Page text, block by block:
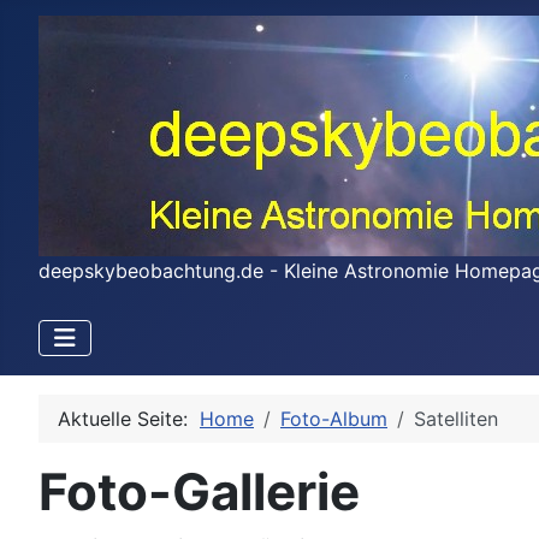
deepskybeobachtung.de - Kleine Astronomie
Aktuelle Seite: Home Foto-Album Satelliten
Foto-Gallerie